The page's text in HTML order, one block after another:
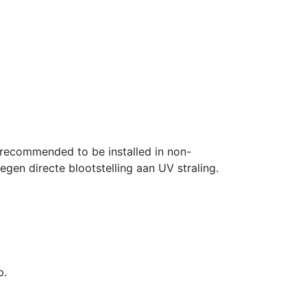
to be installed in non-
directe blootstelling aan UV straling.